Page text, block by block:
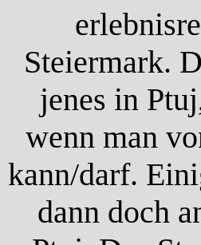
Steiermark.
jenes in
wenn man
kann/darf.
dann doch